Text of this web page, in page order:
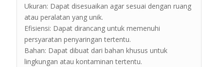
Ukuran: Dapat disesuaikan agar sesuai dengan ruang
atau peralatan yang unik.
Efisiensi: Dapat dirancang untuk memenuhi
persyaratan penyaringan tertentu.
Bahan: Dapat dibuat dari bahan khusus untuk
lingkungan atau kontaminan tertentu.